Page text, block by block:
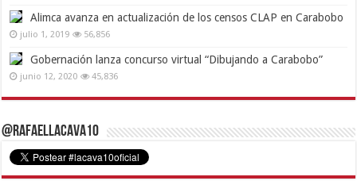
Alimca avanza en actualización de los censos CLAP en Carabobo
julio 1, 2019 56,856
Gobernación lanza concurso virtual “Dibujando a Carabobo”
junio 12, 2020 45,836
@RafaelLacava10